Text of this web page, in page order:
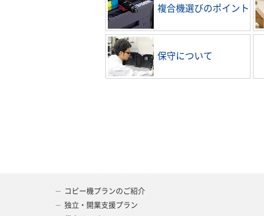
複合機選びのポイント
保守について
コピー機プランのご紹介
独立・開業支援プラン